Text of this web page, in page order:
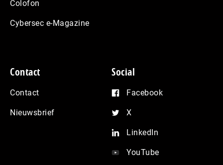
Colofon
Cybersec e-Magazine
Contact
Contact
Nieuwsbrief
Social
Facebook
X
LinkedIn
YouTube